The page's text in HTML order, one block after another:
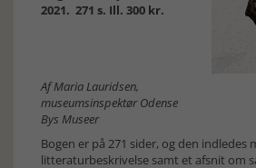
2021. 271 s. Ill. 300 kr.
Af Maria Lauridsen,
museumsinspektør Odense
Bys Museer
Bogen er på 271 sider, og den indledes
litteraturbeskrivelse samt et afsnit om